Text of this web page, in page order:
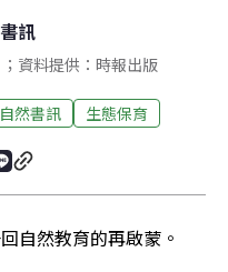
訊
資料提供：時報出版
自然書訊 生態保育
自然教育的再啟蒙。